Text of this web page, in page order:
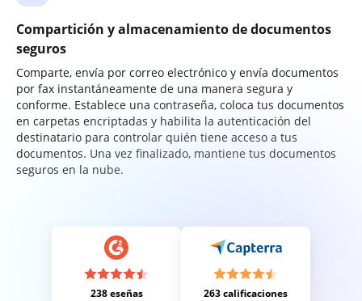
Compartición y almacenamiento de documentos
seguros
Comparte, envía por correo electrónico y envía documentos
por fax instantáneamente de una manera segura y
conforme. Establece una contraseña, coloca tus documentos
en carpetas encriptadas y habilita la autenticación del
destinatario para controlar quién tiene acceso a tus
documentos. Una vez finalizado, mantiene tus documentos
seguros en la nube.
238 eseñas 263 calificaciones